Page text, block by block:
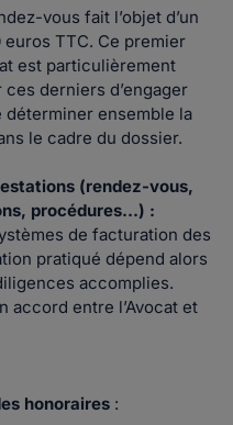
vous fait l’objet d’un
euros TTC. Ce premier
est particulièrement
derniers d’engager
ensemble la
le cadre du dossier.
(rendez-vous,
procédures…) :
de facturation des
pratiqué dépend alors
accomplies.
accord entre l’Avocat et
honoraires :